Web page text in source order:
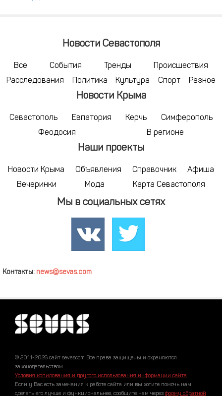
Новости Севастополя
Все События Тренды
Происшествия
Расследования
Политика Культура Спорт Разное
Новости Крыма
Севастополь Евпатория Керчь
Симферополь
Феодосия
В регионе
Наши проекты
Новости Крыма Объявления Справочник
Афиша
Вечеринки
Мода Карта Севастополя
Мы в социальных сетях
Контакты: news@sevas.com
© 2011-2026 сайт sevascom Все права защищены и охраняются
законодательством.
Условия копирования и другого использования информации сайта.
Если у Вас есть замечания к работе сайта или вы хотите помочь нам
сделать его лучше и функциональнее, сообщите нам через форму обратной